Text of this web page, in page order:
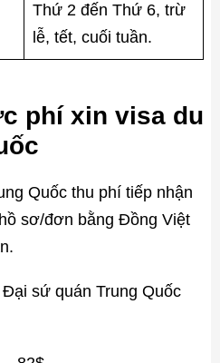
Thứ 2 đến Thứ 6, trừ
lễ, tết, cuối tuần.
phí xin visa du
Quốc thu phí tiếp nhận
sơ/đơn bằng Đồng Việt
sứ quán Trung Quốc